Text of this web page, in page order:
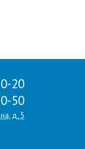
20
50
д. 5